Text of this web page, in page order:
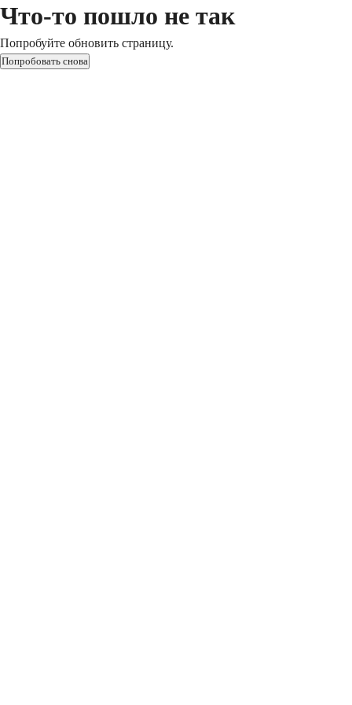
Что-то пошло не так
Попробуйте обновить страницу.
Попробовать снова